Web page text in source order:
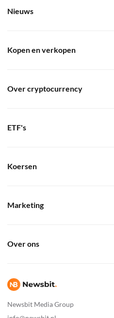
Newsbit Media Group
Nieuws
Kopen en verkopen
Over cryptocurrency
ETF's
Koersen
Marketing
Over ons